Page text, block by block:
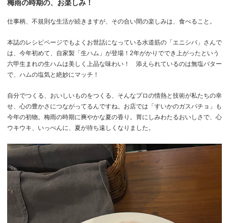
梅雨の時期の、お楽しみ！
仕事柄、不規則な生活が続きますが、その合い間の楽しみは、食べること。
本誌のレシピページでもよくお世話になっている水道筋の「エニシバ」さんで
は、今年初めて、自家製「生ハム」が登場！ 2年がかりででき上がったという
六甲生まれの生ハムは美しく上品な味わい！ 添えられているのは無塩バター
で、ハムの塩気と絶妙にマッチ！
自分でつくる、おいしいものをつくる、そんなプロの情熱と技術が私たちの幸
せ、心の豊かさにつながってるんですね。お店では「すいかのガスパチョ」も
今年の初物。梅雨の時期に爽やかな夏の香り。胃にしみわたるおいしさで、心
ウキウキ、いっぺんに、夏が待ち遠しくなりました。